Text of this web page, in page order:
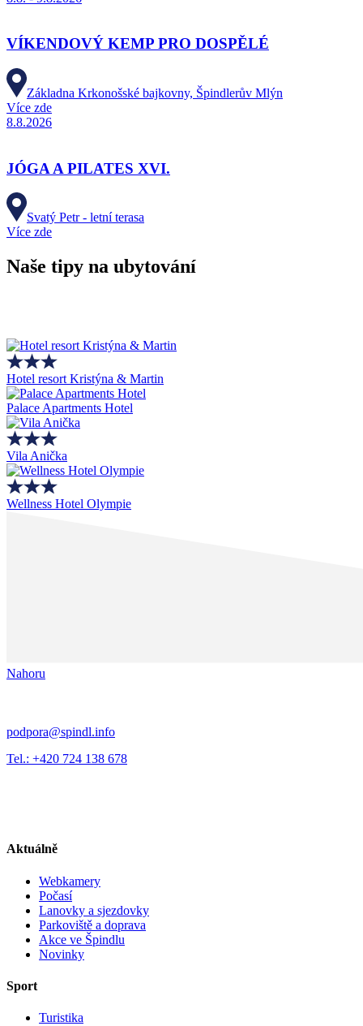
VÍKENDOVÝ KEMP PRO DOSPĚLÉ
Základna Krkonošské bajkovny, Špindlerův Mlýn
Více zde
8.8.2026
JÓGA A PILATES XVI.
Svatý Petr - letní terasa
Více zde
Naše tipy na ubytování
Hotel resort Kristýna & Martin
Palace Apartments Hotel
Vila Anička
Wellness Hotel Olympie
Nahoru
podpora@spindl.info
Tel.: +420 724 138 678
Aktuálně
Webkamery
Počasí
Lanovky a sjezdovky
Parkoviště a doprava
Akce ve Špindlu
Novinky
Sport
Turistika